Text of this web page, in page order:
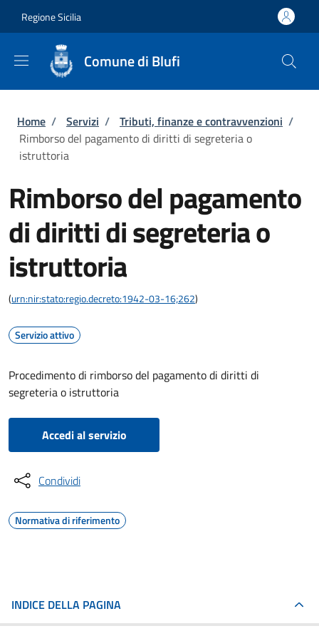
Regione Sicilia
Comune di Blufi
Briciole di pane
Home / Servizi / Tributi, finanze e contravvenzioni /
Rimborso del pagamento di diritti di segreteria o
istruttoria
Rimborso del pagamento
di diritti di segreteria o
istruttoria
(urn:nir:stato:regio.decreto:1942-03-16;262)
Servizio attivo
Procedimento di rimborso del pagamento di diritti di
segreteria o istruttoria
Accedi al servizio
Condividi
Normativa di riferimento
INDICE DELLA PAGINA